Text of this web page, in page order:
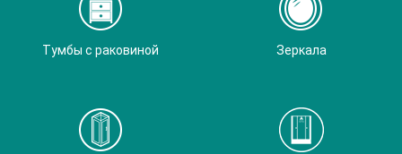
Тумбы с раковиной Зеркала